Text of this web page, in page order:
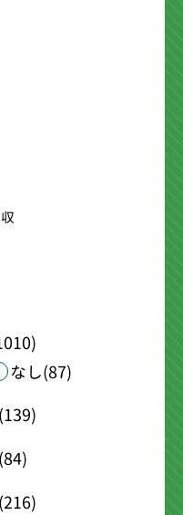
なし(87)